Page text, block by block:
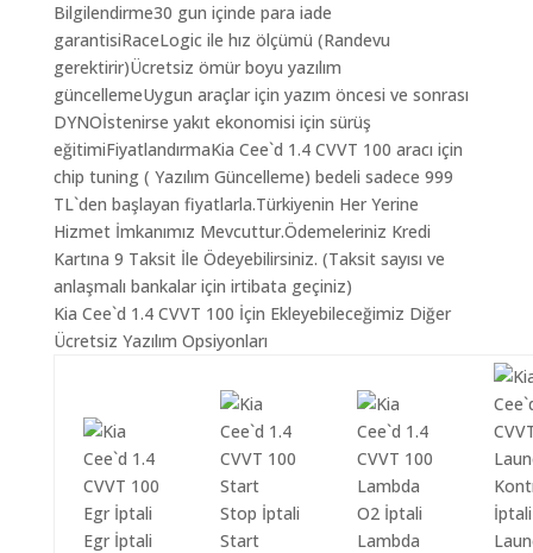
Bilgilendirme30 gun içinde para iade
garantisiRaceLogic ile hız ölçümü (Randevu
gerektirir)Ücretsiz ömür boyu yazılım
güncellemeUygun araçlar için yazım öncesi ve sonrası
DYNOİstenirse yakıt ekonomisi için sürüş
eğitimiFiyatlandırmaKia Cee`d 1.4 CVVT 100 aracı için
chip tuning ( Yazılım Güncelleme) bedeli sadece 999
TL`den başlayan fiyatlarla.Türkiyenin Her Yerine
Hizmet İmkanımız Mevcuttur.Ödemeleriniz Kredi
Kartına 9 Taksit İle Ödeyebilirsiniz. (Taksit sayısı ve
anlaşmalı bankalar için irtibata geçiniz)
Kia Cee`d 1.4 CVVT 100 İçin Ekleyebileceğimiz Diğer
Ücretsiz Yazılım Opsiyonları
Egr İptali
Start
Lambda